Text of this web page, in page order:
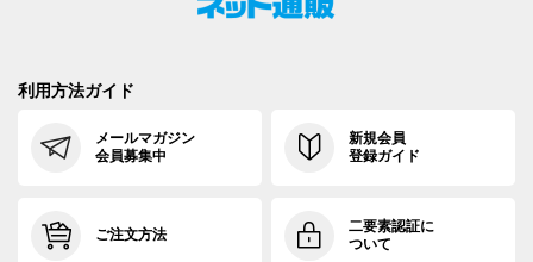
利用方法ガイド
メールマガジン
会員募集中
新規会員
登録ガイド
ご注文方法
二要素認証に
ついて